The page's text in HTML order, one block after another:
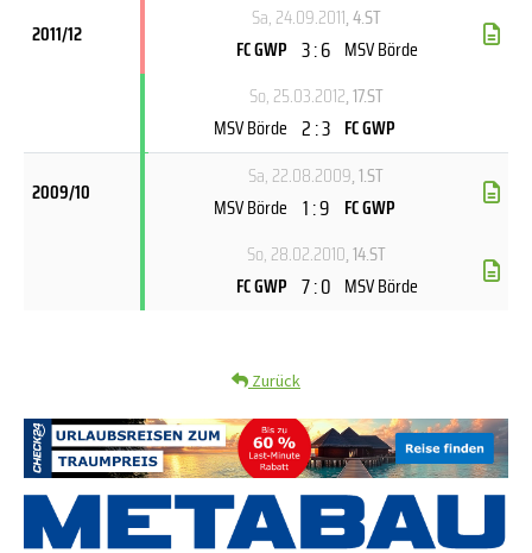
2011/12
Sa, 24.09.2011, 4.ST
FC GWP 3 : 6 MSV Börde
So, 25.03.2012, 17.ST
MSV Börde 2 : 3 FC GWP
2009/10
Sa, 22.08.2009, 1.ST
MSV Börde 1 : 9 FC GWP
So, 28.02.2010, 14.ST
FC GWP 7 : 0 MSV Börde
Zurück